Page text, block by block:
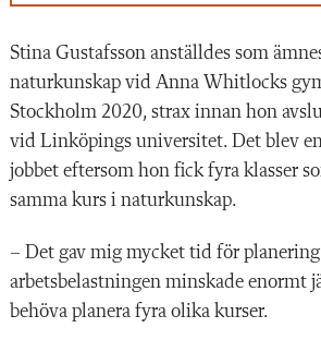
Stina Gustafsson anställdes som
naturkunskap vid Anna Whitlocks
Stockholm 2020, strax innan hon
vid Linköpings universitet. Det blev
jobbet eftersom hon fick fyra klasser
samma kurs i naturkunskap.
– Det gav mig mycket tid för
arbetsbelastningen minskade enormt
behöva planera fyra olika kurser.